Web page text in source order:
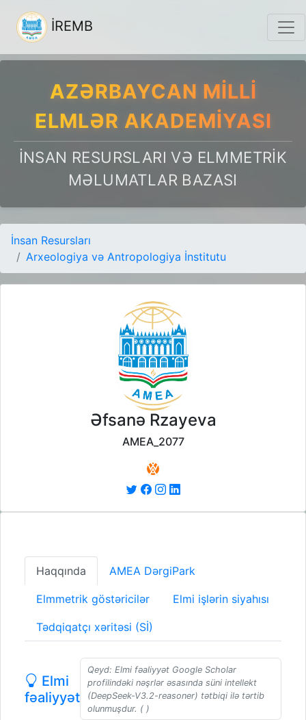
İREMB
AZƏRBAYCAN MILLI
ELMLƏR AKADEMIYASI
İNSAN RESURSLARI VƏ ELMMETRIK
MƏLUMATLAR BAZASI
İnsan Resursları
Arxeologiya və Antropologiya İnstitutu
Əfsanə Rzayeva
AMEA_2077
Haqqında AMEA DərgiPark
Elmmetrik göstəricilər Elmi işlərin siyahısı
Tədqiqatçı xəritəsi (Sİ)
Elmi
fəaliyyət
Qeyd: Elmi fəaliyyət Google Scholar
profilindəki nəşrlər əsasında süni intellekt
(DeepSeek-V3.2-reasoner) tətbiqi ilə tərtib
olunmuşdur. ( )